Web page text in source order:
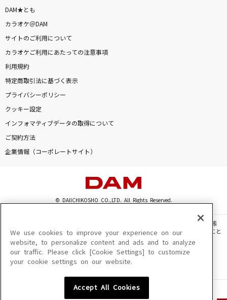
DAM★とも
カラオケ＠DAM
サイトのご利用について
カラオケご利用にあたっての注意事項
利用規約
特定商取引法に基づく表示
プライバシーポリシー
クッキー設定
インフォマティブデータの取得について
ご契約方法
企業情報（コーポレートサイト）
© DAIICHIKOSHO CO.,LTD. All Rights Reserved.
このサイトに掲載されている一切の文章・画像・写真・動画・音声等を、手段や形態
を問わず、著作権法の定める範囲を超えて無断で複製、転載、ファイル化などすること
を禁じます。
楽曲及びコンテンツは、機種によりご利用いただけない場合があります。
楽曲及びコンテンツの配信日、配信内容が変更になる場合があります。
We use cookies to improve your experience on our
website, to personalize content and ads and to analyze
our traffic. Please click [Cookie Settings] to customize
your cookie settings on our website.
Accept All Cookies